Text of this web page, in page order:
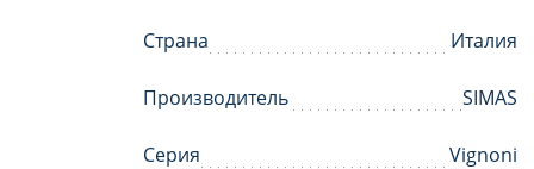
Страна Италия
Производитель SIMAS
Серия Vignoni